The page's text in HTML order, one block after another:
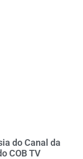
do Canal da
COB TV